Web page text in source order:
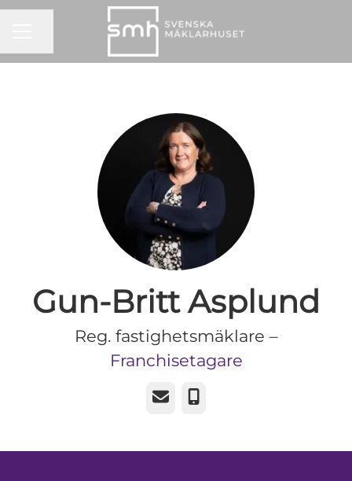
Gun-Britt Asplund
Reg. fastighetsmäklare –
Franchisetagare
E-postTelefon